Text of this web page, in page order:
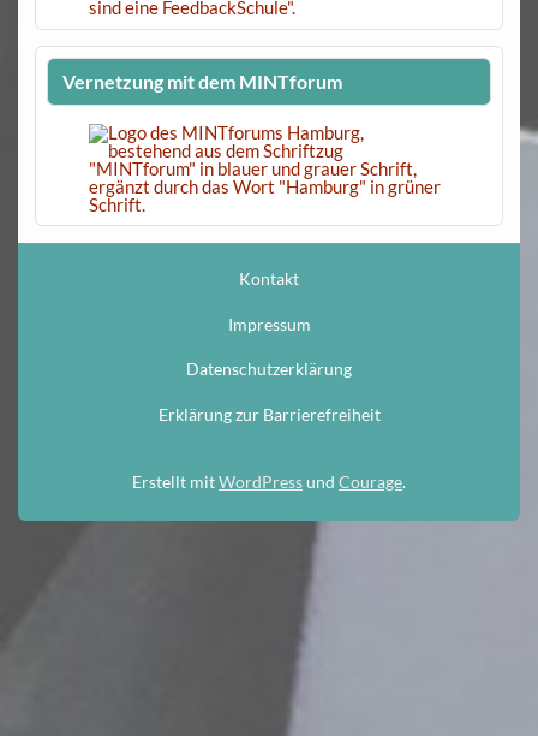
Vernetzung mit dem MINTforum
Kontakt
Impressum
Datenschutzerklärung
Erklärung zur Barrierefreiheit
Erstellt mitWordPressund Courage.